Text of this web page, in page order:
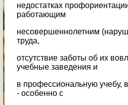
недостатках
работающим
несовершеннолетним
труда,
отсутствие заботы об их
учебные заведения и
в профессиональную учебу,
- особенно с